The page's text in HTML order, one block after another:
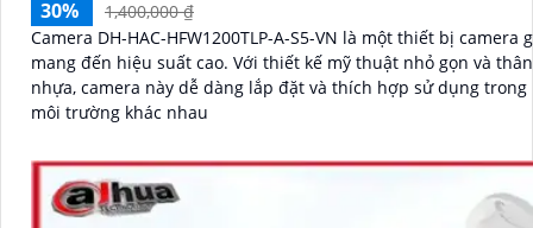
30%
1,400,000 ₫
Camera DH-HAC-HFW1200TLP-A-S5-VN là một thiết bị camera
mang đến hiệu suất cao. Với thiết kế mỹ thuật nhỏ gọn và thân bằng
nhựa, camera này dễ dàng lắp đặt và thích hợp sử dụng
môi trường khác nhau